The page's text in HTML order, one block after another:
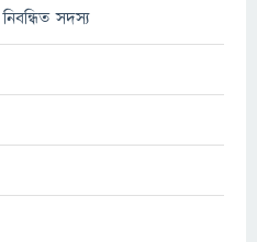
নিবন্ধিত সদস্য